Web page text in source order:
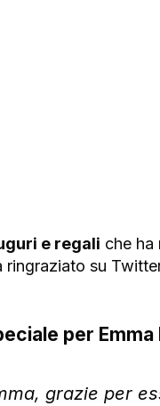
e regali che ha
ringraziato su
per
grazie per